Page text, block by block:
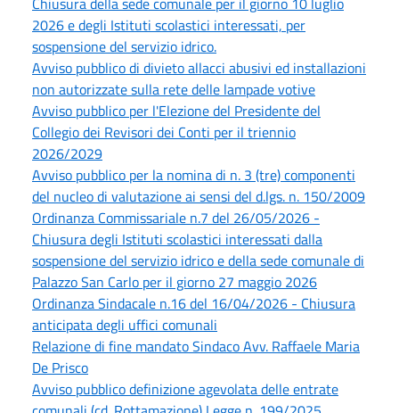
2026 e degli Istituti scolastici interessati, per
sospensione del servizio idrico.
Avviso pubblico di divieto allacci abusivi ed installazioni
non autorizzate sulla rete delle lampade votive
Avviso pubblico per l'Elezione del Presidente del
Collegio dei Revisori dei Conti per il triennio
2026/2029
Avviso pubblico per la nomina di n. 3 (tre) componenti
del nucleo di valutazione ai sensi del d.lgs. n. 150/2009
Ordinanza Commissariale n.7 del 26/05/2026 -
Chiusura degli Istituti scolastici interessati dalla
sospensione del servizio idrico e della sede comunale di
Palazzo San Carlo per il giorno 27 maggio 2026
Ordinanza Sindacale n.16 del 16/04/2026 - Chiusura
anticipata degli uffici comunali
Relazione di fine mandato Sindaco Avv. Raffaele Maria
De Prisco
Avviso pubblico definizione agevolata delle entrate